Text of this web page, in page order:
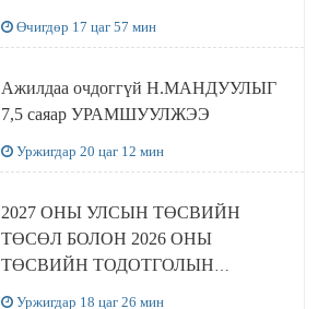
Өчигдөр 17 цаг 57 мин
Ажилдаа очдоггүй Н.МАНДУУЛЫГ
7,5 саяар УРАМШУУЛЖЭЭ
Уржигдар 20 цаг 12 мин
2027 ОНЫ УЛСЫН ТӨСВИЙН
ТӨСӨЛ БОЛОН 2026 ОНЫ
ТӨСВИЙН ТОДОТГОЛЫН
Уржигдар 18 цаг 26 мин